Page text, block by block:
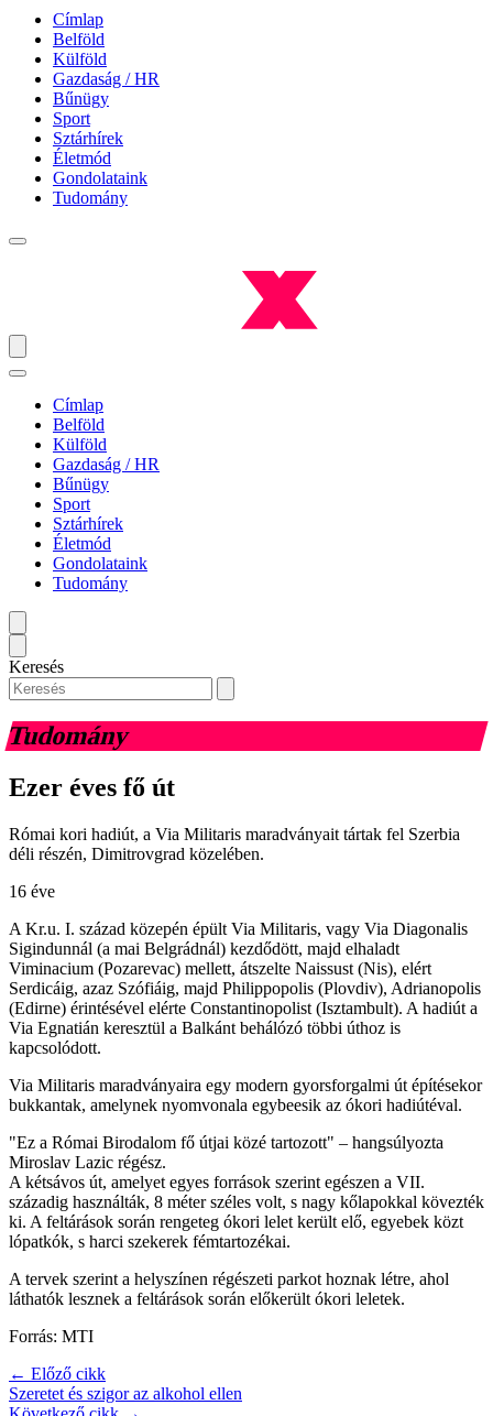
Címlap
Belföld
Külföld
Gazdaság / HR
Bűnügy
Sport
Sztárhírek
Életmód
Gondolataink
Tudomány
Címlap
Belföld
Külföld
Gazdaság / HR
Bűnügy
Sport
Sztárhírek
Életmód
Gondolataink
Tudomány
Keresés
Tudomány
Ezer éves fő út
Római kori hadiút, a Via Militaris maradványait tártak fel Szerbia
déli részén, Dimitrovgrad közelében.
16 éve
A Kr.u. I. század közepén épült Via Militaris, vagy Via Diagonalis
Sigindunnál (a mai Belgrádnál) kezdődött, majd elhaladt
Viminacium (Pozarevac) mellett, átszelte Naissust (Nis), elért
Serdicáig, azaz Szófiáig, majd Philippopolis (Plovdiv), Adrianopolis
(Edirne) érintésével elérte Constantinopolist (Isztambult). A hadiút a
Via Egnatián keresztül a Balkánt behálózó többi úthoz is
kapcsolódott.
Via Militaris maradványaira egy modern gyorsforgalmi út építésekor
bukkantak, amelynek nyomvonala egybeesik az ókori hadiútéval.
"Ez a Római Birodalom fő útjai közé tartozott" – hangsúlyozta
Miroslav Lazic régész.
A kétsávos út, amelyet egyes források szerint egészen a VII.
századig használták, 8 méter széles volt, s nagy kőlapokkal kövezték
ki. A feltárások során rengeteg ókori lelet került elő, egyebek közt
lópatkók, s harci szekerek fémtartozékai.
A tervek szerint a helyszínen régészeti parkot hoznak létre, ahol
láthatók lesznek a feltárások során előkerült ókori leletek.
Forrás: MTI
← Előző cikk
Szeretet és szigor az alkohol ellen